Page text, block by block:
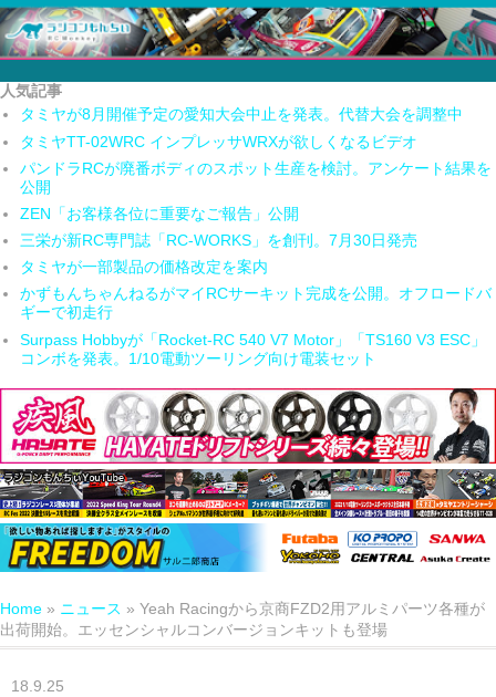
人気記事
タミヤが8月開催予定の愛知大会中止を発表。代替大会を調整中
タミヤTT-02WRC インプレッサWRXが欲しくなるビデオ
パンドラRCが廃番ボディのスポット生産を検討。アンケート結果を
公開
ZEN「お客様各位に重要なご報告」公開
三栄が新RC専門誌「RC-WORKS」を創刊。7月30日発売
タミヤが一部製品の価格改定を案内
かずもんちゃんねるがマイRCサーキット完成を公開。オフロードバ
ギーで初走行
Surpass Hobbyが「Rocket-RC 540 V7 Motor」「TS160 V3 ESC」
コンボを発表。1/10電動ツーリング向け電装セット
Home » ニュース » Yeah Racingから京商FZD2用アルミパーツ各種が
出荷開始。エッセンシャルコンバージョンキットも登場
18.9.25